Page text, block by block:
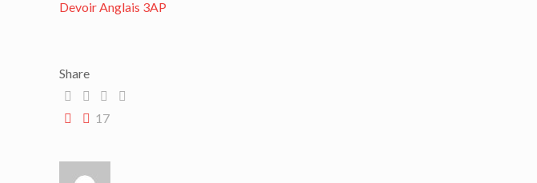
Devoir Anglais 3AP
Share
17